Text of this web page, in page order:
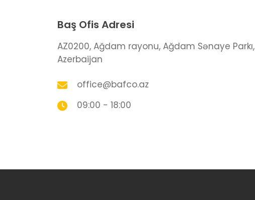
Baş Ofis Adresi
AZ0200, Ağdam rayonu, Ağdam Sənaye Parkı,
Azerbaijan
office@bafco.az
09:00 - 18:00